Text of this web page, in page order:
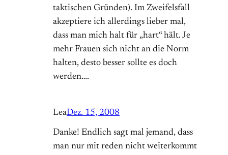
taktischen Gründen). Im Zweifelsfall
akzeptiere ich allerdings lieber mal,
dass man mich halt für „hart“ hält. Je
mehr Frauen sich nicht an die Norm
halten, desto besser sollte es doch
werden….
LeaDez. 15, 2008
Danke! Endlich sagt mal jemand, dass
man nur mit reden nicht weiterkommt